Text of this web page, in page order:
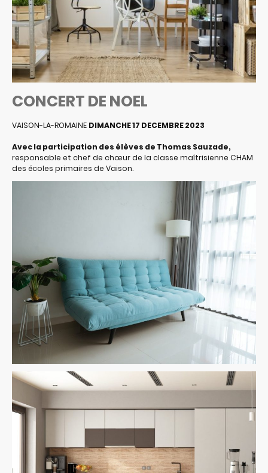
CONCERT DE NOEL
VAISON-LA-ROMAINE DIMANCHE 17 DECEMBRE 2023
Avec la participation des élèves de Thomas Sauzade,
responsable et chef de chœur de la classe maîtrisienne CHAM
des écoles primaires de Vaison.